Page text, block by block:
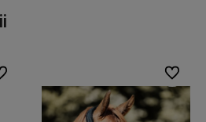
ulubionych
ulubionych Do
Do